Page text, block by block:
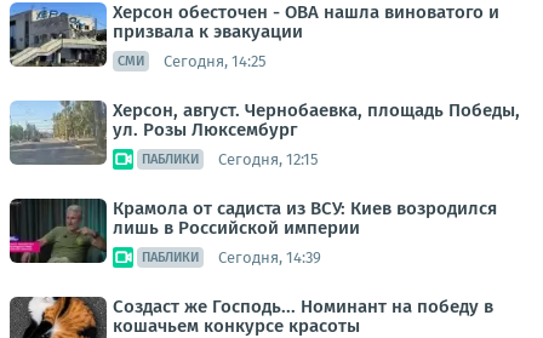
Херсон обесточен - ОВА нашла виноватого и
призвала к эвакуации
СМИ Сегодня, 14:25
Херсон, август. Чернобаевка, площадь Победы,
ул. Розы Люксембург
ПАБЛИКИ Сегодня, 12:15
Крамола от садиста из ВСУ: Киев возродился
лишь в Российской империи
ПАБЛИКИ Сегодня, 14:39
Создаст же Господь... Номинант на победу в
кошачьем конкурсе красоты